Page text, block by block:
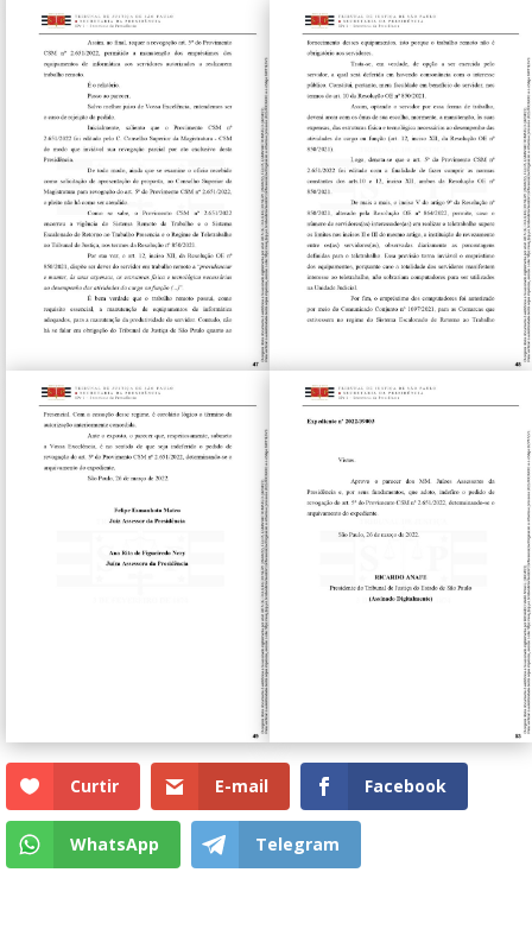
Curtir E-mail Facebook
WhatsApp Telegram